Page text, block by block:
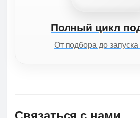
Полный цикл
От подбора до
Связаться с нами